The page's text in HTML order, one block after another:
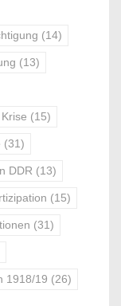
(14)
(13)
(15)
(31)
DDR (13)
(15)
(31)
1918/19 (26)